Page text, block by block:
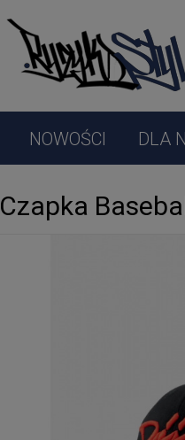
NOWOŚCI DLA
Czapka